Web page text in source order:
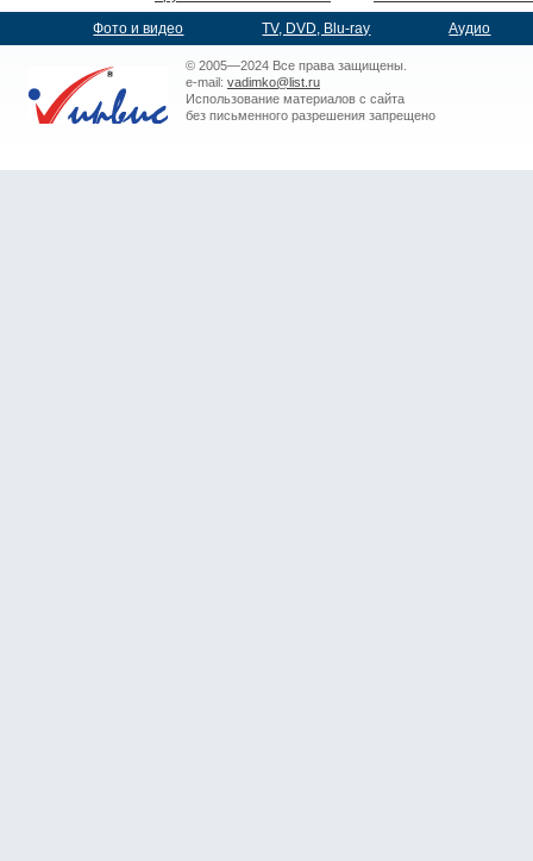
Фото и видео
TV, DVD, Blu-ray Аудио
© 2005—2024 Все права защищены.
e-mail: vadimko@list.ru
Использование материалов с сайта
без письменного разрешения запрещено